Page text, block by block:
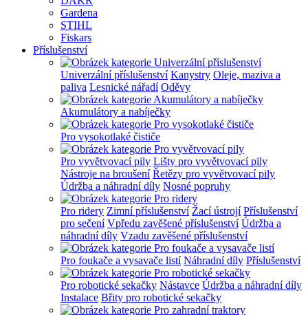
Gardena
STIHL
Fiskars
Příslušenství
Univerzální příslušenství Kanystry Oleje, maziva a
paliva Lesnické nářadí Oděvy
Akumulátory a nabíječky
Pro vysokotlaké čističe
Pro vyvětvovací pily Lišty pro vyvětvovací pily
Nástroje na broušení Řetězy pro vyvětvovací pily
Údržba a náhradní díly Nosné popruhy
Pro ridery Zimní příslušenství Žací ústrojí Příslušenství
pro sečení Vpředu zavěšené příslušenství Údržba a
náhradní díly Vzadu zavěšené příslušenství
Pro foukače a vysavače listí Náhradní díly Příslušenství
Pro robotické sekačky Nástavce Údržba a náhradní díly
Instalace Břity pro robotické sekačky